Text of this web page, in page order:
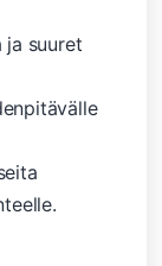
ja suuret